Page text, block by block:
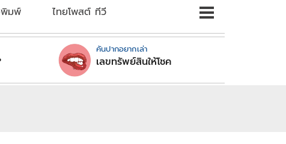
มพ์ ไทยโพสต์ ทีวี
คันปากอยากเล่า
เลขทรัพย์สินให้โชค